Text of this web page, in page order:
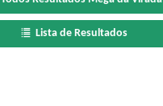
Lista de Resultados